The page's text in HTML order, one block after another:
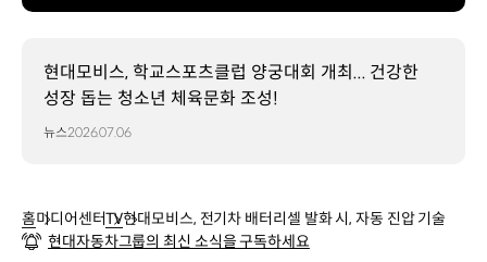
현대모비스, 학교스포츠클럽 양궁대회 개최... 건강한
성장 돕는 청소년 체육문화 조성!
뉴스2026.07.06
홈미디어센터TV현대모비스, 전기차 배터리셀 발화 시, 자동 진압 기술
현대자동차그룹의 최신 소식을 구독하세요